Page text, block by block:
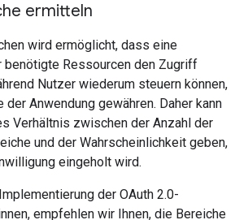
ermitteln
wird ermöglicht, dass eine
benötigte Ressourcen den Zugriff
Nutzer wiederum steuern können,
Anwendung gewähren. Daher kann
Verhältnis zwischen der Anzahl der
und der Wahrscheinlichkeit geben,
eingeholt wird.
der OAuth 2.0-
empfehlen wir Ihnen, die Bereiche